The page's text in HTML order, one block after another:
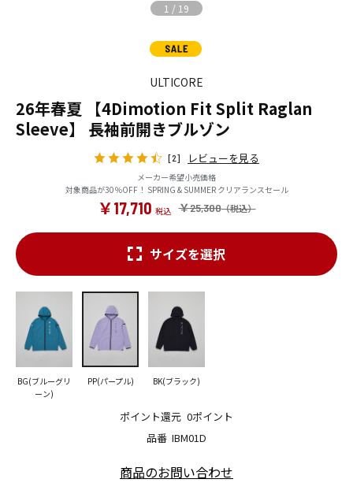
1 / 19
ULTICORE
26年春夏 【4Dimotion Fit Split Raglan
Sleeve】 長袖前開きブルゾン
[2] レビューを見る
メーカー希望小売価格
対象商品が30％OFF！ SPRING & SUMMER クリアランスセール
￥25,300
￥17,710
品番 IBM01D
ポイント還元 0ポイント
サイズを選択
BG(ブルーグリ
ーン)
PP(パープル) BK(ブラック)
商品のお問い合わせ